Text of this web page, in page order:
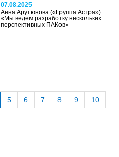
07.08.2025
Анна Арутюнова («Группа Астра»):
«Мы ведем разработку нескольких
перспективных ПАКов»
5 6 7 8 9 10